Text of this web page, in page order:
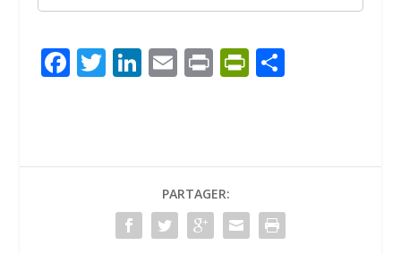
F
o
T Li
dI
n
E Pr Pr
e
n
dl
er
PARTAGER: